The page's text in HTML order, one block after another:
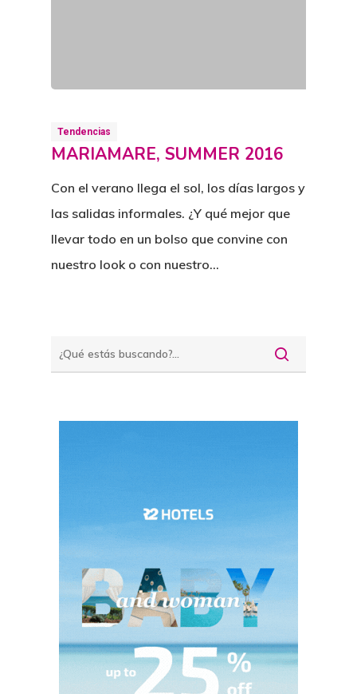
Tendencias
MARIAMARE, SUMMER 2016
Con el verano llega el sol, los días largos y
las salidas informales. ¿Y qué mejor que
llevar todo en un bolso que convine con
nuestro look o con nuestro…